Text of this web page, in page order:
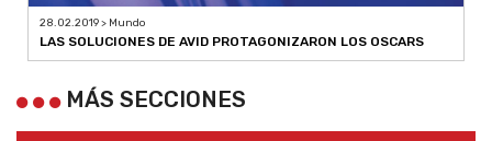
28.02.2019 > Mundo
LAS SOLUCIONES DE AVID PROTAGONIZARON LOS OSCARS
MÁS SECCIONES